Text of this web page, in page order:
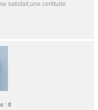
satisfait,une certitude
: 8